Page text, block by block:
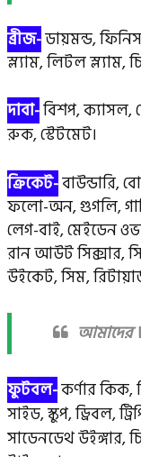
ব্রীজ-ডায়মন্ড,
স্ল্যাম, লিটল স্ল্যাম,
দাবা-বিশপ, ক্যাসল,
রুক, স্টেটমেট।
ক্রিকেট-বাউন্ডারি,
ফলো-অন, গুগলি,
লেগ-বাই, মেইডেন
রান আউট সিক্সার,
উইকেট, সিম,
আমাদের
ফুটবল-কর্ণার কিক,
সাইড, স্কুপ, ড্রিবল,
সাডেনডেথ উইঙ্গার,